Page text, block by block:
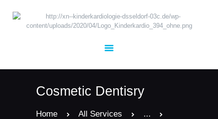
Cosmetic Dentisry
Home All Services
...
UNSER TEAM
KARDIOLOGIE
KINDERHEILKUNDE
TERMINE